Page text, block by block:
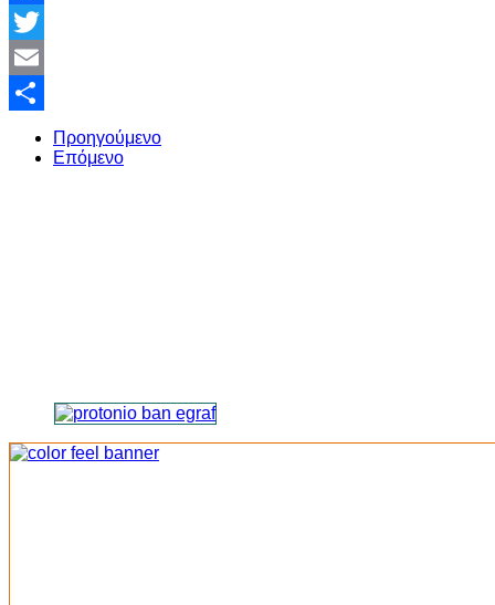
Facebook
Twitter
Email
Share
Προηγούμενο
Επόμενο